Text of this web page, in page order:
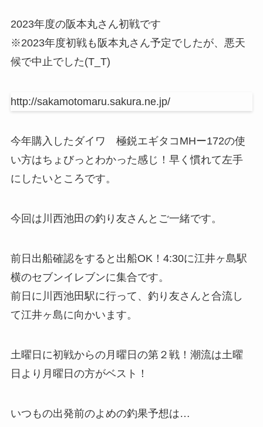
2023年度の阪本丸さん初戦です
※2023年度初戦も阪本丸さん予定でしたが、悪天
候で中止でした(T_T)
http://sakamotomaru.sakura.ne.jp/
今年購入したダイワ 極鋭エギタコMHー172の使
い方はちょびっとわかった感じ！早く慣れて左手
にしたいところです。
今回は川西池田の釣り友さんとご一緒です。
前日出船確認をすると出船OK！4:30に江井ヶ島駅
横のセブンイレブンに集合です。
前日に川西池田駅に行って、釣り友さんと合流し
て江井ヶ島に向かいます。
土曜日に初戦からの月曜日の第２戦！潮流は土曜
日より月曜日の方がベスト！
いつもの出発前のよめの釣果予想は…